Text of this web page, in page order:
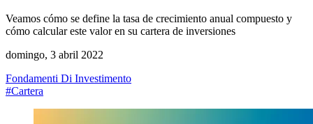
Veamos cómo se define la tasa de crecimiento anual compuesto y
cómo calcular este valor en su cartera de inversiones
domingo, 3 abril 2022
Fondamenti Di Investimento
#Cartera